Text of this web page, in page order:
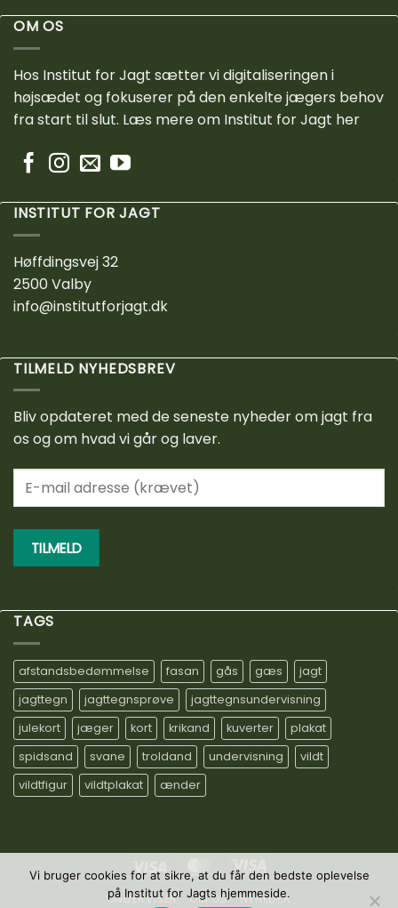
OM OS
Hos Institut for Jagt sætter vi digitaliseringen i
højsædet og fokuserer på den enkelte jægers behov
fra start til slut. Læs mere om Institut for Jagt her
INSTITUT FOR JAGT
Høffdingsvej 32
2500 Valby
info@institutforjagt.dk
TILMELD NYHEDSBREV
Bliv opdateret med de seneste nyheder om jagt fra
os og om hvad vi går og laver.
TAGS
afstandsbedømmelse fasan gås gæs
jagt
jagttegn
jagttegnsprøve
jagttegnsundervisning
julekort
jæger kort krikand kuverter
plakat
spidsand
svane troldand undervisning
vildt
vildtfigur
vildtplakat ænder
MasterCard
Electron
UNDERVISER OM OS NYHEDER
Vi bruger cookies for at sikre, at du får den bedste oplevelse
på Institut for Jagts hjemmeside.